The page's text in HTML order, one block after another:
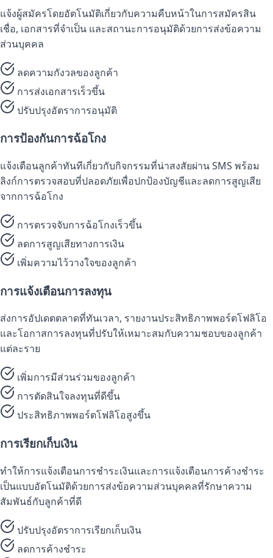
แจ้งผู้สมัครโดยอัตโนมัติเกี่ยวกับความคืบหน้าในการสมัครสิน
เชื่อ, เอกสารที่จำเป็น และสถานะการอนุมัติด้วยการส่งข้อความ
ส่วนบุคคล
ลดความกังวลของลูกค้า
การส่งเอกสารเร็วขึ้น
ปรับปรุงอัตราการอนุมัติ
การป้องกันการฉ้อโกง
แจ้งเตือนลูกค้าทันทีเกี่ยวกับกิจกรรมที่น่าสงสัยผ่าน SMS พร้อม
ลิงก์การตรวจสอบที่ปลอดภัยเพื่อปกป้องบัญชีและลดการสูญเสีย
จากการฉ้อโกง
การตรวจจับการฉ้อโกงเร็วขึ้น
ลดการสูญเสียทางการเงิน
เพิ่มความไว้วางใจของลูกค้า
การแจ้งเตือนการลงทุน
ส่งการอัปเดตตลาดที่ทันเวลา, รายงานประสิทธิภาพพอร์ตโฟลิโอ
และโอกาสการลงทุนที่ปรับให้เหมาะสมกับความชอบของลูกค้า
แต่ละราย
เพิ่มการมีส่วนร่วมของลูกค้า
การตัดสินใจลงทุนที่ดีขึ้น
ประสิทธิภาพพอร์ตโฟลิโอสูงขึ้น
การเรียกเก็บเงิน
ทำให้การแจ้งเตือนการชำระเงินและการแจ้งเตือนการค้างชำระ
เป็นแบบอัตโนมัติด้วยการส่งข้อความส่วนบุคคลที่รักษาความ
สัมพันธ์กับลูกค้าที่ดี
ปรับปรุงอัตราการเรียกเก็บเงิน
ลดการค้างชำระ